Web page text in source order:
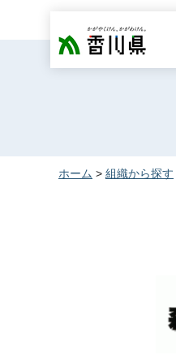
香川県
ホーム > 組織から探す